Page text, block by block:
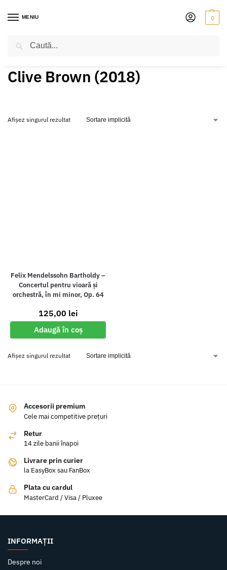
MENIU 0
Clive Brown (2018)
Afișez singurul rezultat
Felix Mendelssohn Bartholdy –
Concertul pentru vioară și
orchestră, în mi minor, Op. 64
125,00 lei
Adaugă în coș
Afișez singurul rezultat
Accesorii premium
Cele mai competitive prețuri
Retur
14 zile banii înapoi
Livrare prin curier
la EasyBox sau FanBox
Plata cu cardul
MasterCard / Visa / Pluxee
INFORMAȚII
Despre noi